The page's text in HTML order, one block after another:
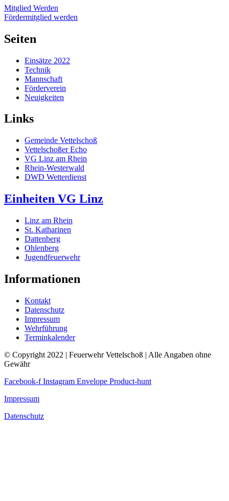
Mitglied Werden
Fördermitglied werden
Seiten
Einsätze 2022
Technik
Mannschaft
Förderverein
Neuigkeiten
Links
Gemeinde Vettelschoß
Vettelschoßer Echo
VG Linz am Rhein
Rhein-Westerwald
DWD Wetterdienst
Einheiten VG Linz
Linz am Rhein
St. Katharinen
Dattenberg
Ohlenberg
Jugendfeuerwehr
Informationen
Kontakt
Datenschutz
Impressum
Wehrführung
Terminkalender
© Copyright 2022 | Feuerwehr Vettelschoß | Alle Angaben ohne
Gewähr
Facebook-f Instagram Envelope Product-hunt
Impressum
Datenschutz